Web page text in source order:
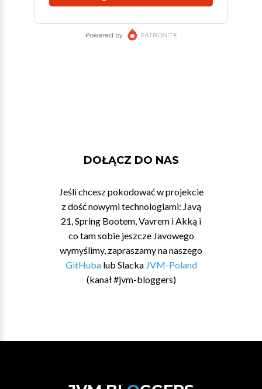
DOŁĄCZ DO NAS
Jeśli chcesz pokodować w projekcie
z dość nowymi technologiami: Javą
21, Spring Bootem, Vavrem i Akką i
co tam sobie jeszcze Javowego
wymyślimy, zapraszamy na naszego
GitHubalub Slacka JVM-Poland
(kanał #jvm-bloggers)